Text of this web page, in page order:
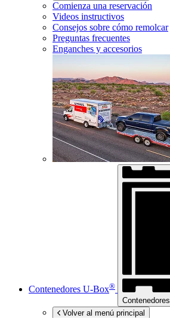
Comienza una reservación
Videos instructivos
Consejos sobre cómo remolcar
Preguntas frecuentes
Enganches y accesorios
Contenedores U-Box®
Contenedores
Volver al menú principal